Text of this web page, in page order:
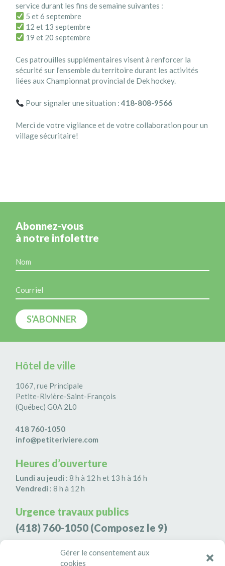
Gérer le consentement aux
cookies
service durant les fins de semaine suivantes :
5 et 6 septembre
12 et 13 septembre
19 et 20 septembre
Ces patrouilles supplémentaires visent à renforcer la
sécurité sur l’ensemble du territoire durant les activités
liées aux Championnat provincial de Dek hockey.
Pour signaler une situation :418-808-9566
Merci de votre vigilance et de votre collaboration pour un
village sécuritaire!
Abonnez-vous
à notre infolettre
Hôtel de ville
1067, rue Principale
Petite-Rivière-Saint-François
(Québec) G0A 2L0
418 760-1050
info@petiteriviere.com
Heures d’ouverture
Lundi au jeudi : 8 h à 12 h et 13 h à 16 h
Vendredi : 8 h à 12 h
Urgence travaux publics
(418) 760-1050 (Composez le 9)
Agence de sécurité S3K9